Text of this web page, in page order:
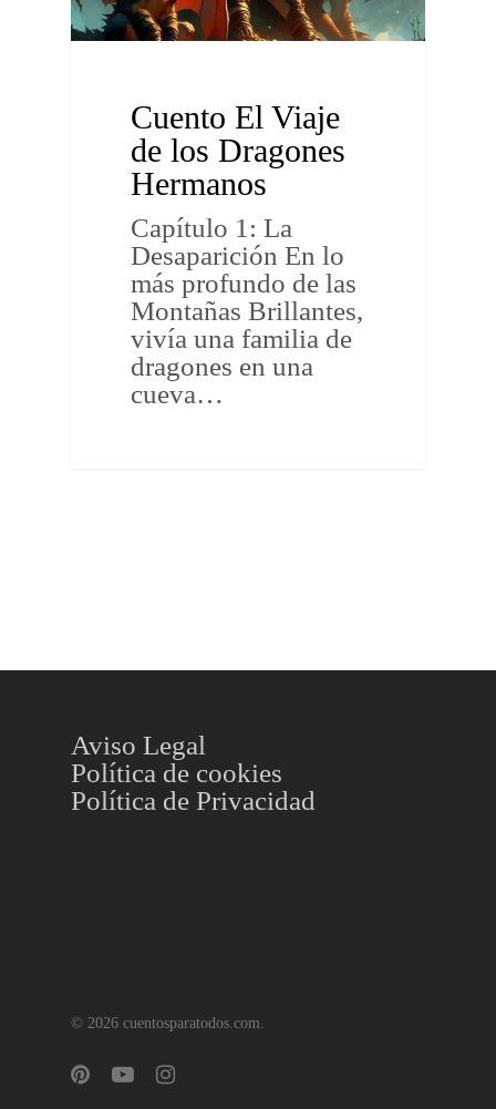
Cuento El Viaje
de los Dragones
Hermanos
Capítulo 1: La
Desaparición En lo
más profundo de las
Montañas Brillantes,
vivía una familia de
dragones en una
cueva…
Aviso Legal
Política de cookies
Política de Privacidad
© 2026 cuentosparatodos.com.
pinterestyoutubeinstagram